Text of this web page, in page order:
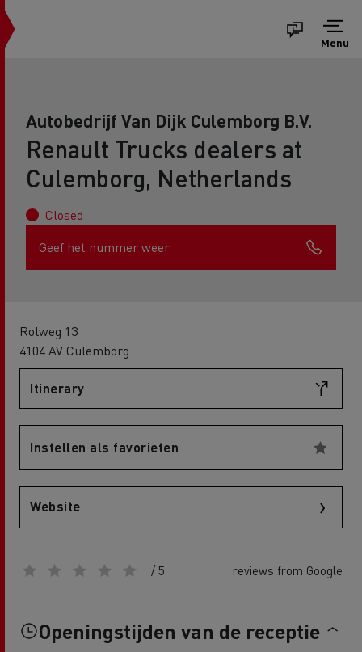
Menu
Autobedrijf Van Dijk Culemborg B.V.
Renault Trucks dealers at
Culemborg, Netherlands
Closed
Geef het nummer weer
Rolweg 13
4104 AV Culemborg
Itinerary
Instellen als favorieten
Website
/ 5 reviews from Google
Openingstijden van de receptie